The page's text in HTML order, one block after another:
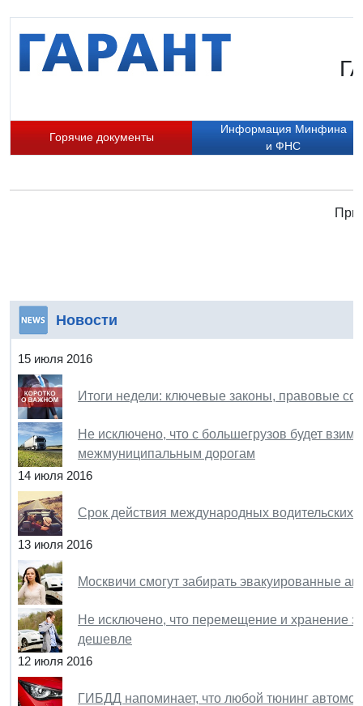
Горячие документы
Информация Минфина
и ФНС
Новости
15 июля 2016
Итоги недели: ключевые законы, правовые
Не исключено, что с большегрузов будет
межмуниципальным дорогам
14 июля 2016
Срок действия международных водительских
13 июля 2016
Москвичи смогут забирать эвакуированные
Не исключено, что перемещение и хранение
дешевле
12 июля 2016
ГИБДД напоминает, что любой тюнинг